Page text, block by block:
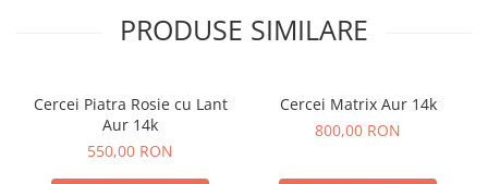
PRODUSE SIMILARE
Cercei Piatra Rosie cu Lant
Aur 14k
550,00 RON
Cercei Matrix Aur 14k
800,00 RON